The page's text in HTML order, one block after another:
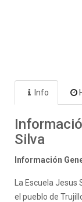
Info
Silva
Información
La Escuela
el pueblo de